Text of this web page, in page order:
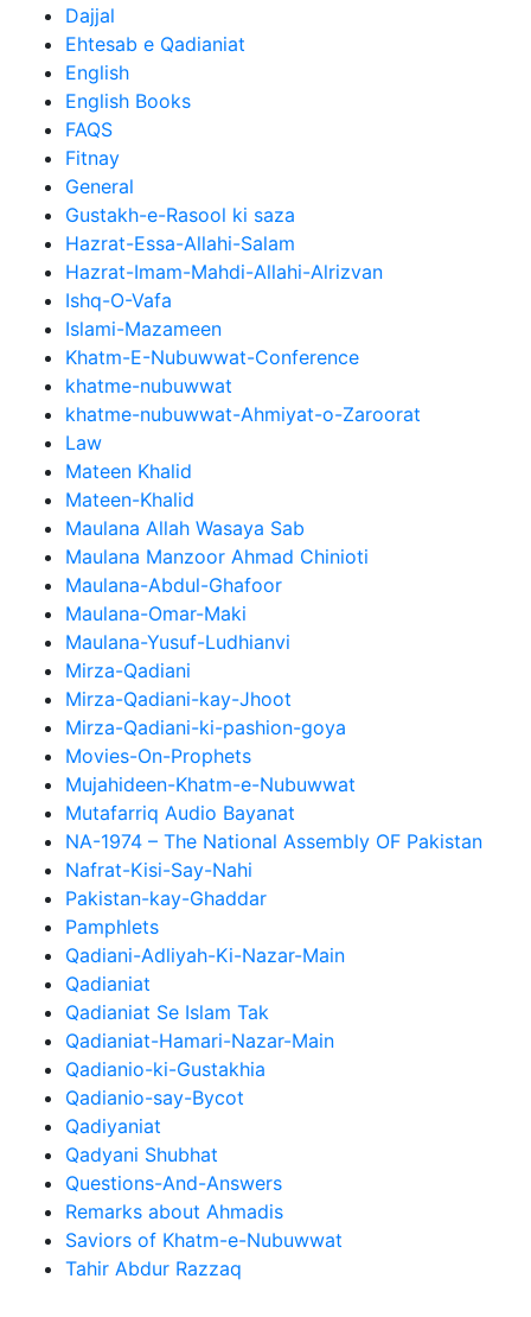
Dajjal
Ehtesab e Qadianiat
English
English Books
FAQS
Fitnay
General
Gustakh-e-Rasool ki saza
Hazrat-Essa-Allahi-Salam
Hazrat-Imam-Mahdi-Allahi-Alrizvan
Ishq-O-Vafa
Islami-Mazameen
Khatm-E-Nubuwwat-Conference
khatme-nubuwwat
khatme-nubuwwat-Ahmiyat-o-Zaroorat
Law
Mateen Khalid
Mateen-Khalid
Maulana Allah Wasaya Sab
Maulana Manzoor Ahmad Chinioti
Maulana-Abdul-Ghafoor
Maulana-Omar-Maki
Maulana-Yusuf-Ludhianvi
Mirza-Qadiani
Mirza-Qadiani-kay-Jhoot
Mirza-Qadiani-ki-pashion-goya
Movies-On-Prophets
Mujahideen-Khatm-e-Nubuwwat
Mutafarriq Audio Bayanat
NA-1974 – The National Assembly OF Pakistan
Nafrat-Kisi-Say-Nahi
Pakistan-kay-Ghaddar
Pamphlets
Qadiani-Adliyah-Ki-Nazar-Main
Qadianiat
Qadianiat Se Islam Tak
Qadianiat-Hamari-Nazar-Main
Qadianio-ki-Gustakhia
Qadianio-say-Bycot
Qadiyaniat
Qadyani Shubhat
Questions-And-Answers
Remarks about Ahmadis
Saviors of Khatm-e-Nubuwwat
Tahir Abdur Razzaq